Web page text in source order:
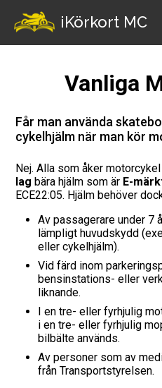
iKörkort MC
Checklista
Vanliga
Får man använda
cykelhjälm när man kör
Nej. Alla som åker
lag bära hjälm som är E-
ECE22:05. Hjälm behöver
Av passagerare under 7
lämpligt huvudskydd
eller cykelhjälm).
Vid färd inom
bensinstations- eller
liknande.
I en tre- eller fyrhjulig
i en tre- eller fyrhjulig
bilbälte används.
Av personer som av
från Transportstyrelsen.